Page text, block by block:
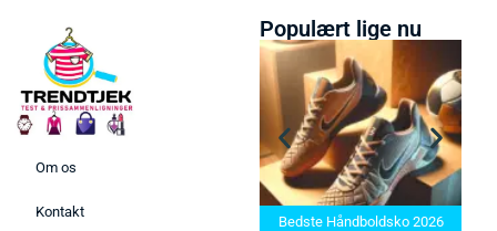
Om os
Kontakt
Populært lige nu
Bedste Saunatæppe 2025 –
Find de bedste produkter her!
Bedste Håndboldsko 2026